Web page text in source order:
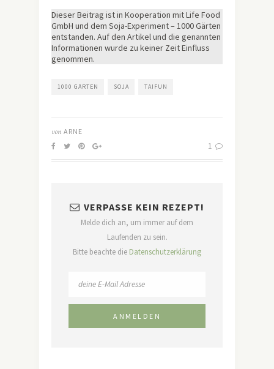
Dieser Beitrag ist in Kooperation mit Life Food
GmbH und dem Soja-Experiment – 1000 Gärten
entstanden. Auf den Artikel und die genannten
Informationen wurde zu keiner Zeit Einfluss
genommen.
1000 GÄRTEN SOJA TAIFUN
von ARNE
1
VERPASSE KEIN REZEPT!
Melde dich an, um immer auf dem
Laufenden zu sein.
Bitte beachte die Datenschutzerklärung